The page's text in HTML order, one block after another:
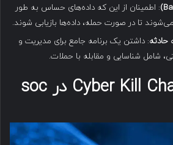
: اطمینان از این که داده‌های حساس به طور
تا در صورت حمله، داده‌ها بازیابی شوند.
حادثه: داشتن یک برنامه جامع برای مدیریت و
شامل شناسایی و مقابله با حملات.